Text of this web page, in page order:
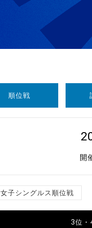
順位戦
開
女子シングルス順位戦
3位・